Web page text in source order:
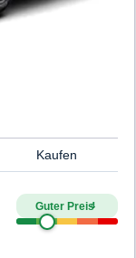
Kaufen
Guter Preis4